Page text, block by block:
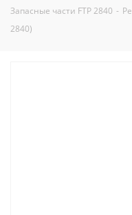
Запасные части FTP 2840 -
2840)